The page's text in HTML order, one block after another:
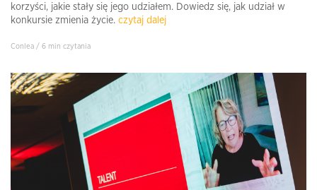
korzyści, jakie stały się jego udziałem. Dowiedz się, jak udział w
konkursie zmienia życie. czytaj dalej
Conlea / 6 min czytania